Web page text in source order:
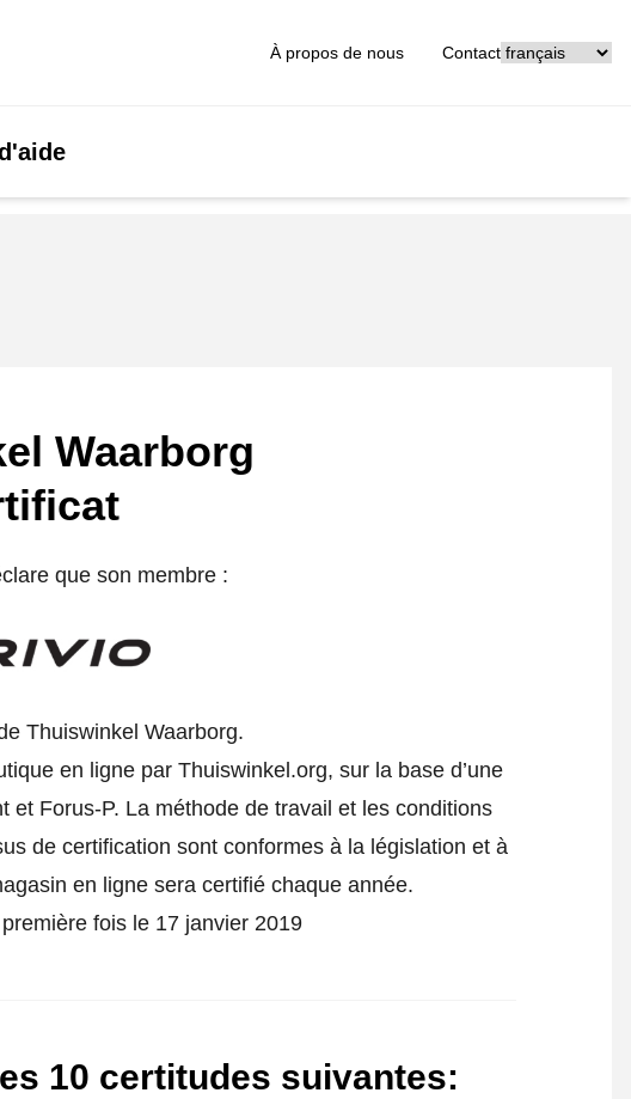
À propos de nous Contact
Waarborg
que son membre :
Thuiswinkel Waarborg.
en ligne par Thuiswinkel.org, sur la base d’une
Forus-P. La méthode de travail et les conditions
de certification sont conformes à la législation et à
en ligne sera certifié chaque année.
fois le 17 janvier 2019
10 certitudes suivantes: